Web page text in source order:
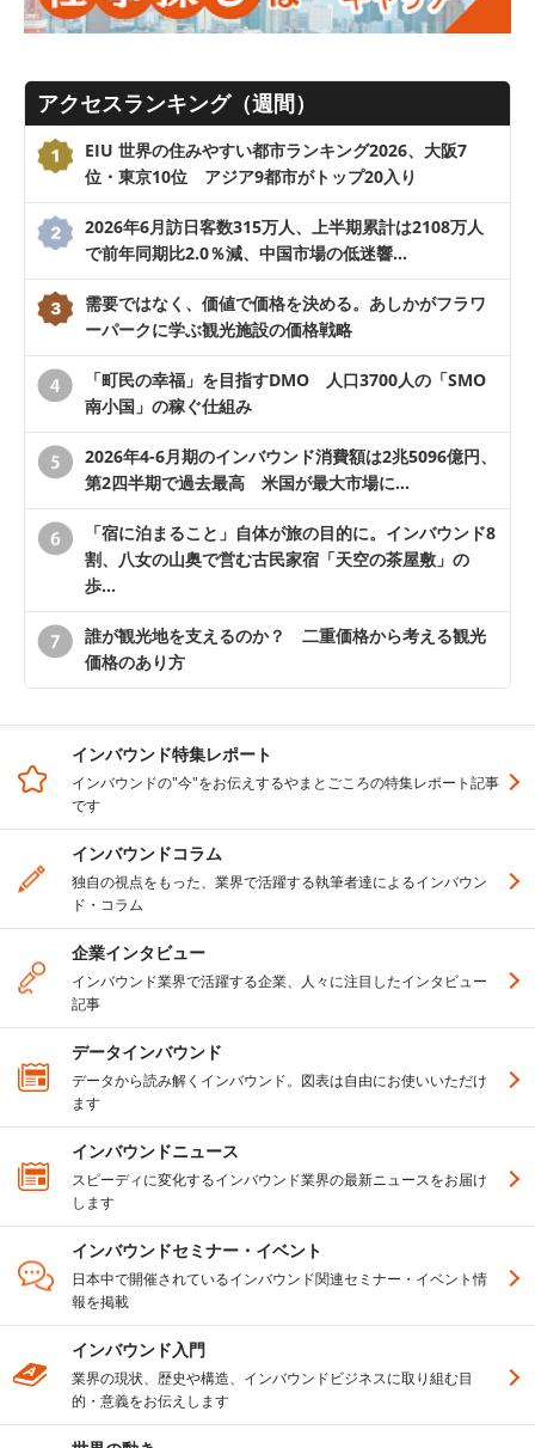
アクセスランキング（週間）
EIU 世界の住みやすい都市ランキング2026、大阪7
位・東京10位 アジア9都市がトップ20入り
2026年6月訪日客数315万人、上半期累計は2108万人
で前年同期比2.0％減、中国市場の低迷響…
需要ではなく、価値で価格を決める。あしかがフラワ
ーパークに学ぶ観光施設の価格戦略
「町民の幸福」を目指すDMO 人口3700人の「SMO
南小国」の稼ぐ仕組み
2026年4-6月期のインバウンド消費額は2兆5096億円、
第2四半期で過去最高 米国が最大市場に…
「宿に泊まること」自体が旅の目的に。インバウンド8
割、八女の山奥で営む古民家宿「天空の茶屋敷」の
歩…
誰が観光地を支えるのか？ 二重価格から考える観光
価格のあり方
インバウンド特集レポート
インバウンドの"今"をお伝えするやまとごころの特集レポート記事
です
インバウンドコラム
独自の視点をもった、業界で活躍する執筆者達によるインバウン
ド・コラム
企業インタビュー
インバウンド業界で活躍する企業、人々に注目したインタビュー
記事
データインバウンド
データから読み解くインバウンド。図表は自由にお使いいただけ
ます
インバウンドニュース
スピーディに変化するインバウンド業界の最新ニュースをお届け
します
インバウンドセミナー・イベント
日本中で開催されているインバウンド関連セミナー・イベント情
報を掲載
インバウンド入門
業界の現状、歴史や構造、インバウンドビジネスに取り組む目
的・意義をお伝えします